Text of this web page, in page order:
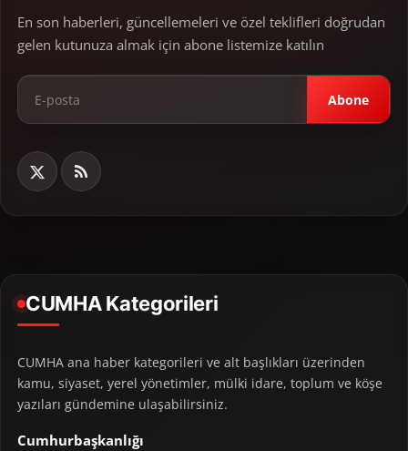
En son haberleri, güncellemeleri ve özel teklifleri doğrudan
gelen kutunuza almak için abone listemize katılın
Abone
CUMHA Kategorileri
CUMHA ana haber kategorileri ve alt başlıkları üzerinden
kamu, siyaset, yerel yönetimler, mülki idare, toplum ve köşe
yazıları gündemine ulaşabilirsiniz.
Cumhurbaşkanlığı